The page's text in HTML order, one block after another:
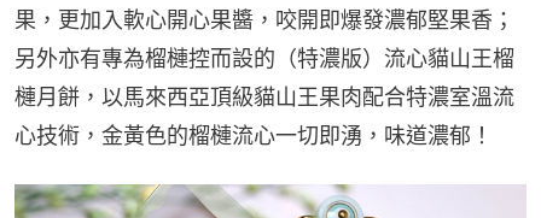
果，更加入軟心開心果醬，咬開即爆發濃郁堅果香；
另外亦有專為榴槤控而設的（特濃版）流心貓山王榴
槤月餅，以馬來西亞頂級貓山王果肉配合特濃室溫流
心技術，金黃色的榴槤流心一切即湧，味道濃郁！